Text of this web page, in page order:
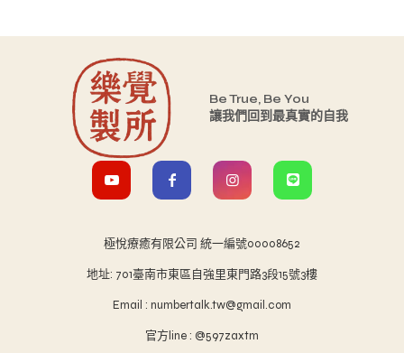
Be True, Be You
讓我們回到最真實的自我
極悅療癒有限公司 統一編號00008652
地址: 701臺南市東區自強里東門路3段15號3樓
Email : numbertalk.tw@gmail.com
官方line : @597zaxtm